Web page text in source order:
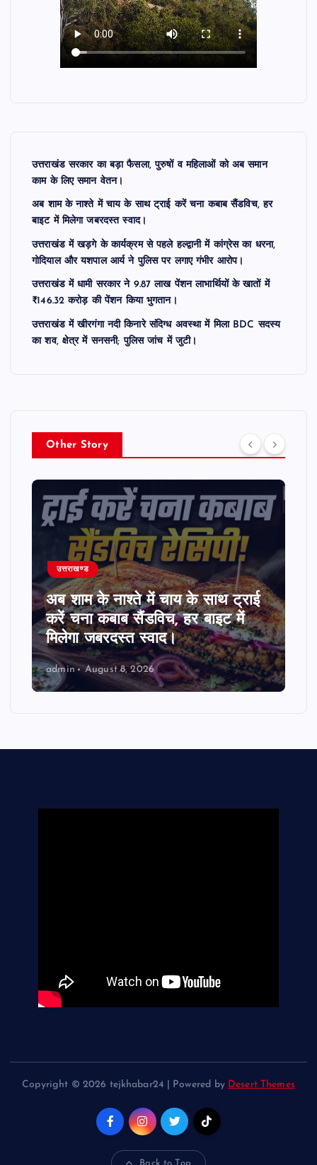
उत्तराखंड सरकार का बड़ा फैसला, पुरुषों व महिलाओं को अब समान
काम के लिए समान वेतन।
अब शाम के नाश्ते में चाय के साथ ट्राई करें चना कबाब सैंडविच, हर
बाइट में मिलेगा जबरदस्त स्वाद।
उत्तराखंड में खड़गे के कार्यक्रम से पहले हल्द्वानी में कांग्रेस का धरना,
गोदियाल और यशपाल आर्य ने पुलिस पर लगाए गंभीर आरोप।
उत्तराखंड में धामी सरकार ने 9.87 लाख पेंशन लाभार्थियों के खातों में
₹146.32 करोड़ की पेंशन किया भुगतान।
उत्तराखंड में खीरगंगा नदी किनारे संदिग्ध अवस्था में मिला BDC सदस्य
का शव, क्षेत्र में सनसनी; पुलिस जांच में जुटी।
Other Story
उत्तराखण्ड
अब शाम के नाश्ते में चाय के साथ ट्राई
करें चना कबाब सैंडविच, हर बाइट में
मिलेगा जबरदस्त स्वाद।
admin August 8, 2026
Copyright © 2026 tejkhabar24 | Powered by Desert Themes